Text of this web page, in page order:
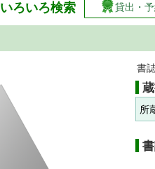
いろいろ検索 貸出・
書
所